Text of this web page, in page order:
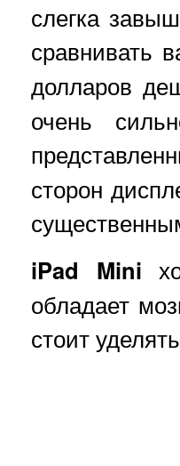
слегка
сравнивать
долларов
очень
сторон
iPad Mini
обладает
стоит